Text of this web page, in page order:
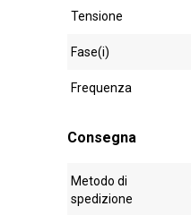
Tensione
Fase(i)
Frequenza
Consegna
Metodo di
spedizione